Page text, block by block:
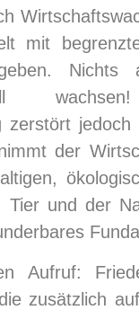
mit
geben.
zerstört
der
Tier und der
Aufruf:
zusätzlich